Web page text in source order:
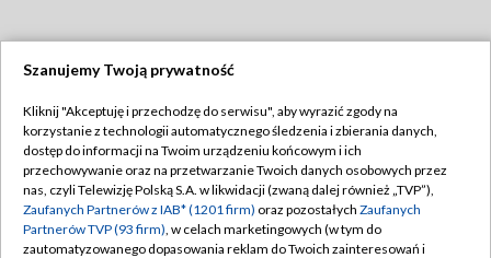
TVP
Abonament TVP
Emisja w TVP
Centrum informacji TVP
Regulamin TVP
Polityka prywatności
Moje zgody
Szanujemy Twoją prywatność
Kliknij "Akceptuję i przechodzę do serwisu", aby wyrazić zgody na
korzystanie z technologii automatycznego śledzenia i zbierania danych,
dostęp do informacji na Twoim urządzeniu końcowym i ich
przechowywanie oraz na przetwarzanie Twoich danych osobowych przez
nas, czyli Telewizję Polską S.A. w likwidacji (zwaną dalej również „TVP”),
Zaufanych Partnerów z IAB* (1201 firm) oraz pozostałych Zaufanych
Partnerów TVP (93 firm), w celach marketingowych (w tym do
zautomatyzowanego dopasowania reklam do Twoich zainteresowań i